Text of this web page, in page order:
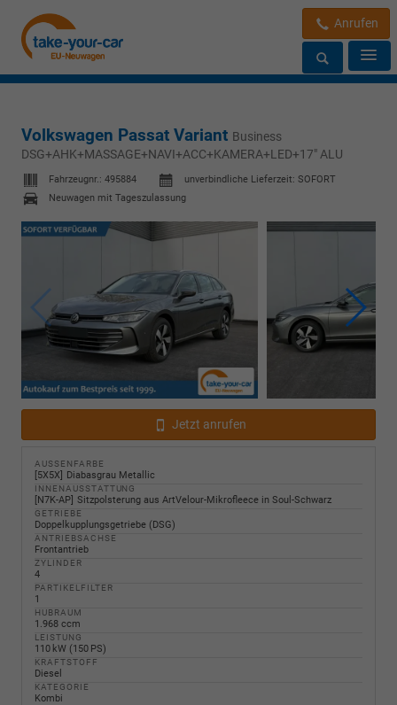
Anrufen
Volkswagen Passat Variant Business
DSG+AHK+MASSAGE+NAVI+ACC+KAMERA+LED+17" ALU
Fahrzeugnr.: 495884
unverbindliche Lieferzeit: SOFORT
Neuwagen mit Tageszulassung
Jetzt anrufen
AUSSENFARBE
5X5X Diabasgrau Metallic
INNENAUSSTATTUNG
N7K-AP Sitzpolsterung aus ArtVelour-Mikrofleece in Soul-Schwarz
GETRIEBE
Doppelkupplungsgetriebe (DSG)
ANTRIEBSACHSE
Frontantrieb
ZYLINDER
4
PARTIKELFILTER
1
HUBRAUM
1.968 ccm
LEISTUNG
110 kW (150 PS)
KRAFTSTOFF
Diesel
KATEGORIE
Kombi